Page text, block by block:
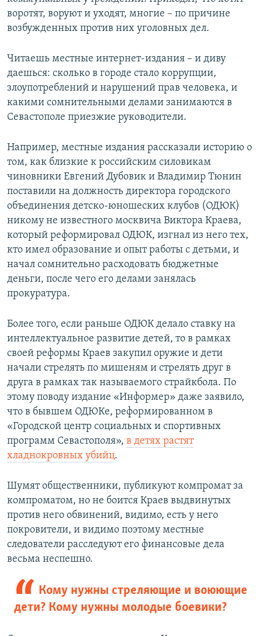
воротят, воруют и уходят, многие – по причине
возбужденных против них уголовных дел.
Читаешь местные интернет-издания – и диву
даешься: сколько в городе стало коррупции,
злоупотреблений и нарушений прав человека, и
какими сомнительными делами занимаются в
Севастополе приезжие руководители.
Например, местные издания рассказали историю о
том, как близкие к российским силовикам
чиновники Евгений Дубовик и Владимир Тюнин
поставили на должность директора городского
объединения детско-юношеских клубов (ОДЮК)
никому не известного москвича Виктора Краева,
который реформировал ОДЮК, изгнал из него тех,
кто имел образование и опыт работы с детьми, и
начал сомнительно расходовать бюджетные
деньги, после чего его делами занялась
прокуратура.
Более того, если раньше ОДЮК делало ставку на
интеллектуальное развитие детей, то в рамках
своей реформы Краев закупил оружие и дети
начали стрелять по мишеням и стрелять друг в
друга в рамках так называемого страйкбола. По
этому поводу издание «Информер» даже заявило,
что в бывшем ОДЮКе, реформированном в
«Городской центр социальных и спортивных
программ Севастополя», в детях растят
хладнокровных убийц.
Шумят общественники, публикуют компромат за
компроматом, но не боится Краев выдвинутых
против него обвинений, видимо, есть у него
покровители, и видимо поэтому местные
следователи расследуют его финансовые дела
весьма неспешно.
Кому нужны стреляющие и воюющие
дети? Кому нужны молодые боевики?